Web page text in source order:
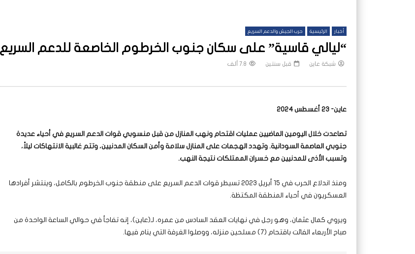
أخبار الرئيسية حرب الجيش والدعم السريع
“ليالي قاسية” على سكان جنوب الخرطوم الخاصعة للدعم السريع
شبكة عاين قبل سنتين 7.8 ألف
عاين- 23 أغسطس 2024
تصاعدت خلال اليومين الماضيين عمليات اقتحام ونهب المنازل من قبل منسوبي قوات الدعم السريع في أحياء عديدة
جنوبي العاصمة السودانية. وتهدد الهجمات على المنازل سلامة وأمن السكان المدنيين، وتتم غالبية الانتهاكات ليلاً،
وتسبب الأذى للمدنيين مع خسران الممتلكات نتيجة النهب.
ومنذ اندلاع الحرب في 15 أبريل 2023 تسيطر قوات الدعم السريع على منطقة جنوب الخرطوم بالكامل، وينتشر أفرادها
العسكريون في أحياء المنطقة المكتظة.
ويروي كمال عثمان، وهو رجل في نهايات العقد السادس من عمره، لـ(عاين)، إنه تفاجأ في حوالي الساعة الواحدة من
صباح الأربعاء الفائت باقتحام (٧) مسلحين منزله، ووصلوا الغرفة التي ينام فيها.